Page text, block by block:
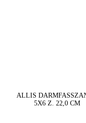
ALLIS
5X6 Z. 22,0 CM